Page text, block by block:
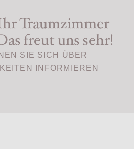
Traumzimmer
freut uns sehr!
SIE SICH ÜBER
INFORMIEREN